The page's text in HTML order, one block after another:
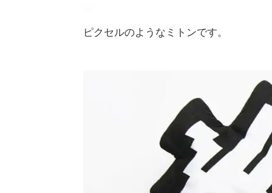
ピクセルのようなミトンです。